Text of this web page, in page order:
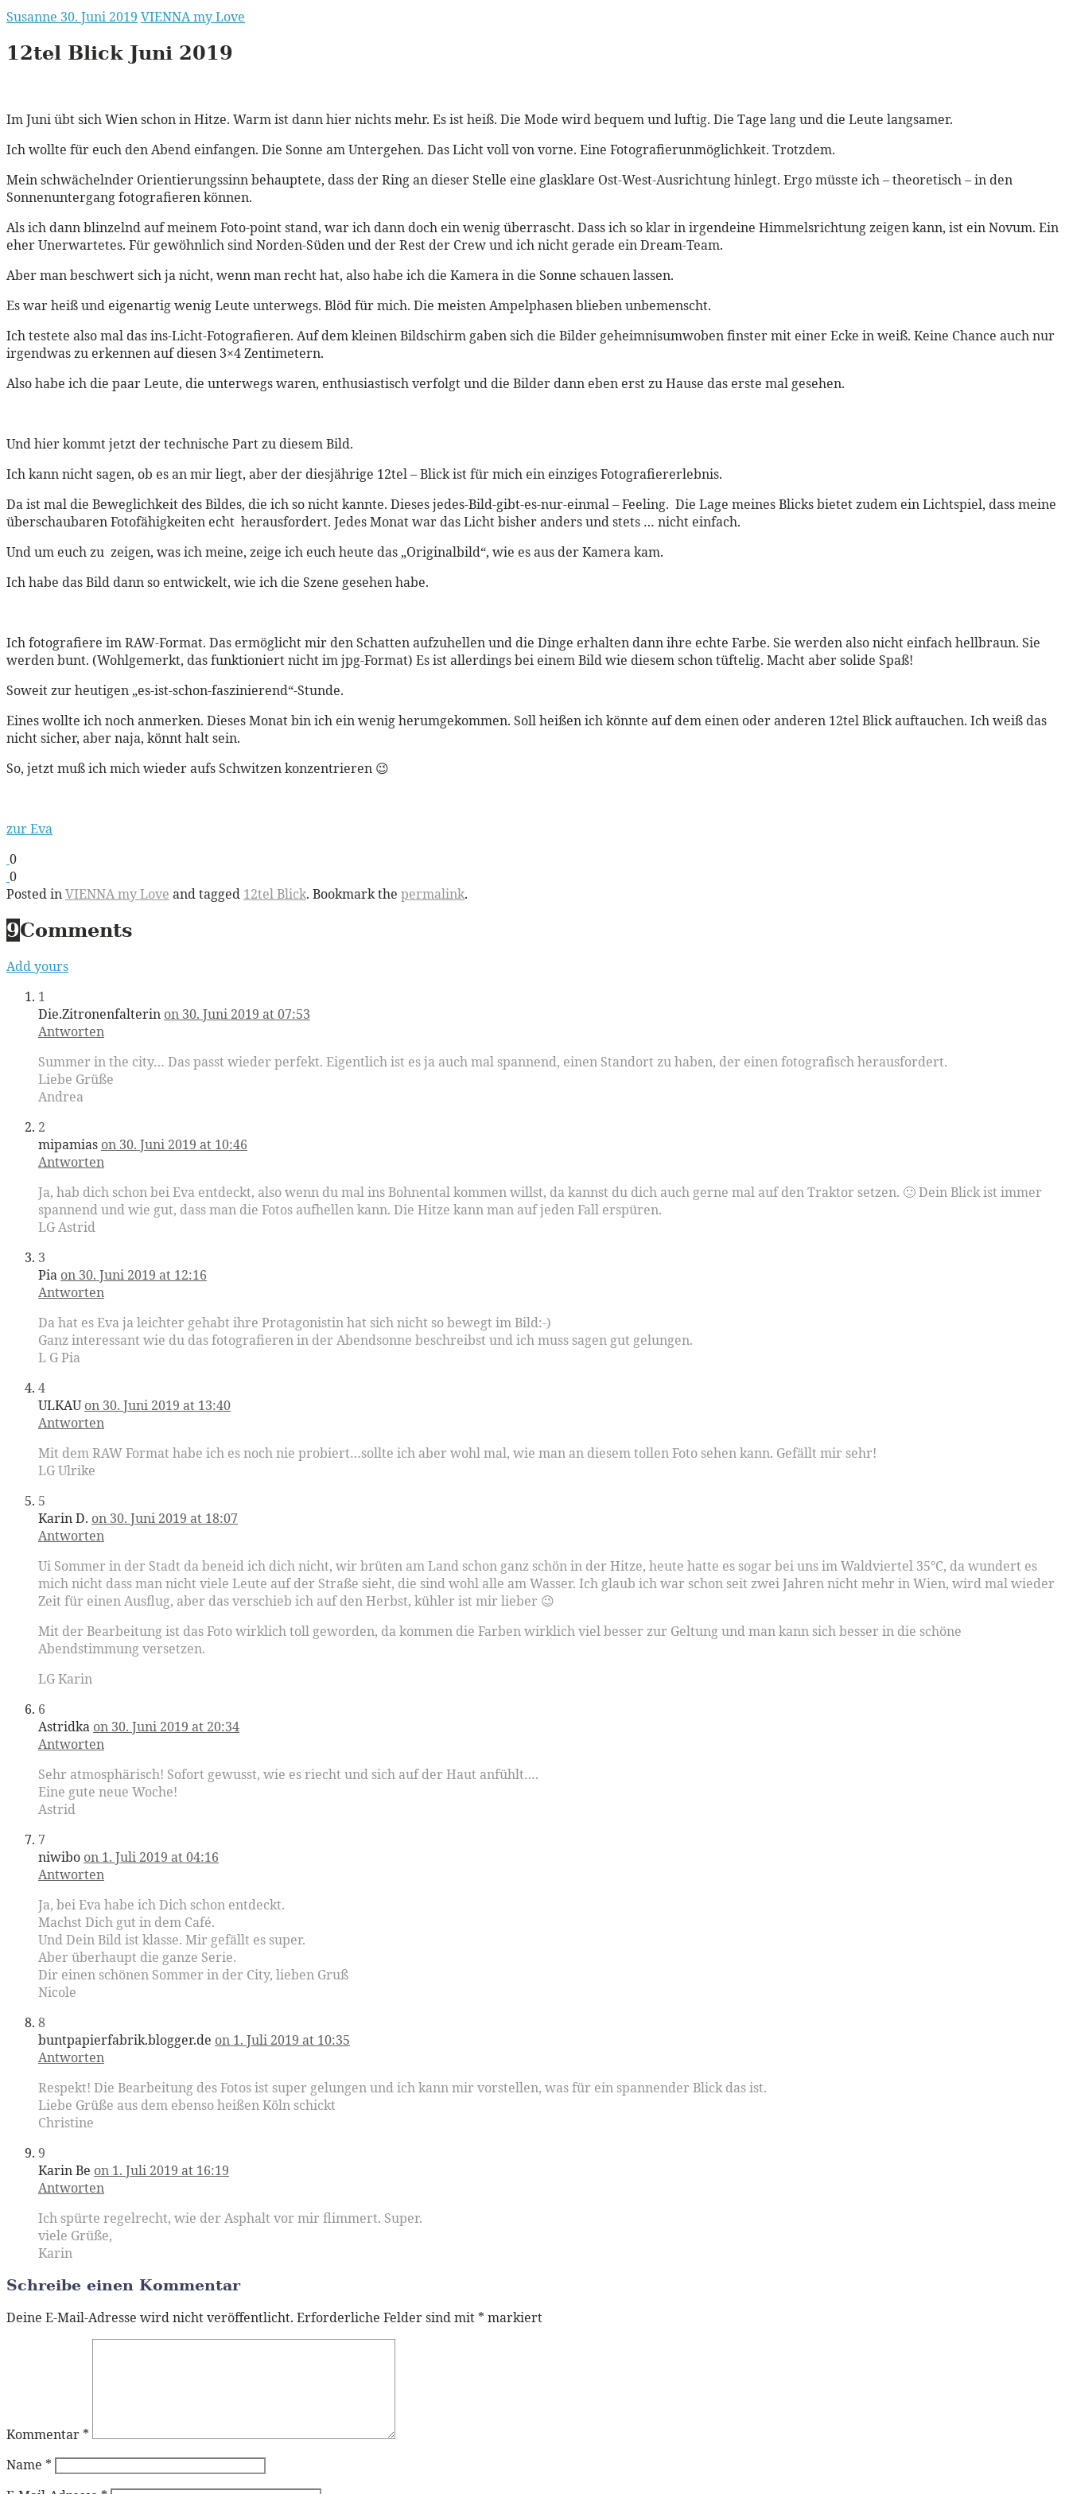
Susanne 30. Juni 2019 VIENNA my Love
12tel Blick Juni 2019
Im Juni übt sich Wien schon in Hitze. Warm ist dann hier nichts mehr. Es ist heiß. Die Mode wird bequem und luftig. Die Tage lang und die Leute langsamer.
Ich wollte für euch den Abend einfangen. Die Sonne am Untergehen. Das Licht voll von vorne. Eine Fotografierunmöglichkeit. Trotzdem.
Mein schwächelnder Orientierungssinn behauptete, dass der Ring an dieser Stelle eine glasklare Ost-West-Ausrichtung hinlegt. Ergo müsste ich – theoretisch – in den
Sonnenuntergang fotografieren können.
Als ich dann blinzelnd auf meinem Foto-point stand, war ich dann doch ein wenig überrascht. Dass ich so klar in irgendeine Himmelsrichtung zeigen kann, ist ein Novum. Ein
eher Unerwartetes. Für gewöhnlich sind Norden-Süden und der Rest der Crew und ich nicht gerade ein Dream-Team.
Aber man beschwert sich ja nicht, wenn man recht hat, also habe ich die Kamera in die Sonne schauen lassen.
Es war heiß und eigenartig wenig Leute unterwegs. Blöd für mich. Die meisten Ampelphasen blieben unbemenscht.
Ich testete also mal das ins-Licht-Fotografieren. Auf dem kleinen Bildschirm gaben sich die Bilder geheimnisumwoben finster mit einer Ecke in weiß. Keine Chance auch nur
irgendwas zu erkennen auf diesen 3×4 Zentimetern.
Also habe ich die paar Leute, die unterwegs waren, enthusiastisch verfolgt und die Bilder dann eben erst zu Hause das erste mal gesehen.
Und hier kommt jetzt der technische Part zu diesem Bild.
Ich kann nicht sagen, ob es an mir liegt, aber der diesjährige 12tel – Blick ist für mich ein einziges Fotografiererlebnis.
Da ist mal die Beweglichkeit des Bildes, die ich so nicht kannte. Dieses jedes-Bild-gibt-es-nur-einmal – Feeling. Die Lage meines Blicks bietet zudem ein Lichtspiel, dass meine
überschaubaren Fotofähigkeiten echt herausfordert. Jedes Monat war das Licht bisher anders und stets … nicht einfach.
Und um euch zu zeigen, was ich meine, zeige ich euch heute das „Originalbild“, wie es aus der Kamera kam.
Ich habe das Bild dann so entwickelt, wie ich die Szene gesehen habe.
Ich fotografiere im RAW-Format. Das ermöglicht mir den Schatten aufzuhellen und die Dinge erhalten dann ihre echte Farbe. Sie werden also nicht einfach hellbraun. Sie
werden bunt. (Wohlgemerkt, das funktioniert nicht im jpg-Format) Es ist allerdings bei einem Bild wie diesem schon tüftelig. Macht aber solide Spaß!
Soweit zur heutigen „es-ist-schon-faszinierend“-Stunde.
Eines wollte ich noch anmerken. Dieses Monat bin ich ein wenig herumgekommen. Soll heißen ich könnte auf dem einen oder anderen 12tel Blick auftauchen. Ich weiß das
nicht sicher, aber naja, könnt halt sein.
So, jetzt muß ich mich wieder aufs Schwitzen konzentrieren 😉
zur Eva
0
0
Posted inVIENNA my Love and tagged 12tel Blick. Bookmark the permalink.
9Comments
Add yours
1
Die.Zitronenfalterin on 30. Juni 2019 at 07:53
Antworten
Summer in the city… Das passt wieder perfekt. Eigentlich ist es ja auch mal spannend, einen Standort zu haben, der einen fotografisch herausfordert.
Liebe Grüße
Andrea
2
mipamias on 30. Juni 2019 at 10:46
Antworten
Ja, hab dich schon bei Eva entdeckt, also wenn du mal ins Bohnental kommen willst, da kannst du dich auch gerne mal auf den Traktor setzen. 🙂 Dein Blick ist immer
spannend und wie gut, dass man die Fotos aufhellen kann. Die Hitze kann man auf jeden Fall erspüren.
LG Astrid
3
Pia on 30. Juni 2019 at 12:16
Antworten
Da hat es Eva ja leichter gehabt ihre Protagonistin hat sich nicht so bewegt im Bild:-)
Ganz interessant wie du das fotografieren in der Abendsonne beschreibst und ich muss sagen gut gelungen.
L G Pia
4
ULKAUon 30. Juni 2019 at 13:40
Antworten
Mit dem RAW Format habe ich es noch nie probiert…sollte ich aber wohl mal, wie man an diesem tollen Foto sehen kann. Gefällt mir sehr!
LG Ulrike
5
Karin D. on 30. Juni 2019 at 18:07
Antworten
Ui Sommer in der Stadt da beneid ich dich nicht, wir brüten am Land schon ganz schön in der Hitze, heute hatte es sogar bei uns im Waldviertel 35°C, da wundert es
mich nicht dass man nicht viele Leute auf der Straße sieht, die sind wohl alle am Wasser. Ich glaub ich war schon seit zwei Jahren nicht mehr in Wien, wird mal wieder
Zeit für einen Ausflug, aber das verschieb ich auf den Herbst, kühler ist mir lieber 😉
Mit der Bearbeitung ist das Foto wirklich toll geworden, da kommen die Farben wirklich viel besser zur Geltung und man kann sich besser in die schöne
Abendstimmung versetzen.
LG Karin
6
Astridka on 30. Juni 2019 at 20:34
Antworten
Sehr atmosphärisch! Sofort gewusst, wie es riecht und sich auf der Haut anfühlt….
Eine gute neue Woche!
Astrid
7
niwibo on 1. Juli 2019 at 04:16
Antworten
Ja, bei Eva habe ich Dich schon entdeckt.
Machst Dich gut in dem Café.
Und Dein Bild ist klasse. Mir gefällt es super.
Aber überhaupt die ganze Serie.
Dir einen schönen Sommer in der City, lieben Gruß
Nicole
8
buntpapierfabrik.blogger.de on 1. Juli 2019 at 10:35
Antworten
Respekt! Die Bearbeitung des Fotos ist super gelungen und ich kann mir vorstellen, was für ein spannender Blick das ist.
Liebe Grüße aus dem ebenso heißen Köln schickt
Christine
9
Karin Be on 1. Juli 2019 at 16:19
Antworten
Ich spürte regelrecht, wie der Asphalt vor mir flimmert. Super.
viele Grüße,
Karin
Schreibe einen Kommentar
Deine E-Mail-Adresse wird nicht veröffentlicht. Erforderliche Felder sind mit * markiert
Kommentar *
Name *